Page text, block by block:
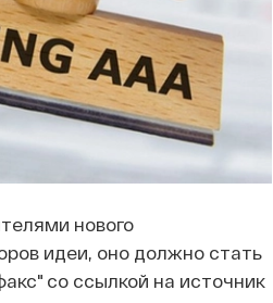
нового
идеи, оно должно стать
со ссылкой на источник